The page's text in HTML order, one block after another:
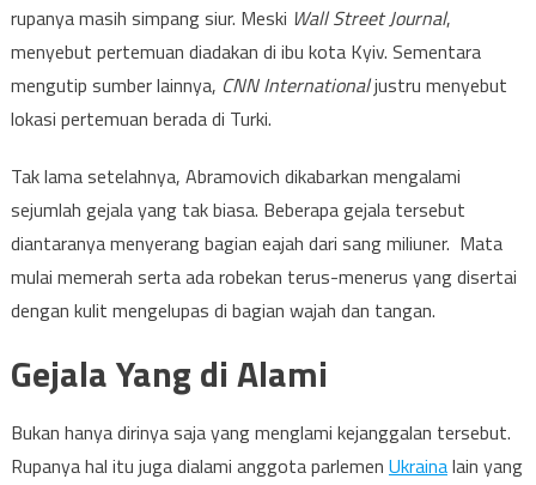
rupanya masih simpang siur. Meski Wall Street Journal,
menyebut pertemuan diadakan di ibu kota Kyiv. Sementara
mengutip sumber lainnya, CNN Internationaljustru menyebut
lokasi pertemuan berada di Turki.
Tak lama setelahnya, Abramovich dikabarkan mengalami
sejumlah gejala yang tak biasa. Beberapa gejala tersebut
diantaranya menyerang bagian eajah dari sang miliuner. Mata
mulai memerah serta ada robekan terus-menerus yang disertai
dengan kulit mengelupas di bagian wajah dan tangan.
Gejala Yang di Alami
Bukan hanya dirinya saja yang menglami kejanggalan tersebut.
Rupanya hal itu juga dialami anggota parlemen Ukrainalain yang